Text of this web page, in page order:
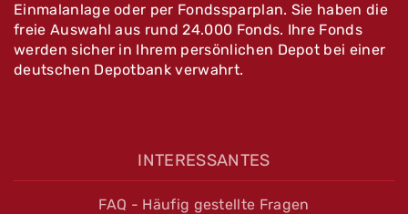
Einmalanlage oder per Fondssparplan. Sie haben die
freie Auswahl aus rund 24.000 Fonds. Ihre Fonds
werden sicher in Ihrem persönlichen Depot bei einer
deutschen Depotbank verwahrt.
INTERESSANTES
FAQ - Häufig gestellte Fragen